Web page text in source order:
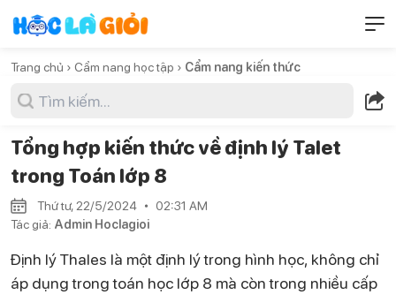
Trang chủ › Cẩm nang học tập › Cẩm nang kiến thức
Tổng hợp kiến thức về định lý Talet
trong Toán lớp 8
Thứ tư, 22/5/2024
02:31 AM
Tác giả: Admin Hoclagioi
Định lý Thales là một định lý trong hình học, không chỉ
áp dụng trong toán học lớp 8 mà còn trong nhiều cấp